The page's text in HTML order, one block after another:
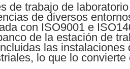
de trabajo de
de diversos
con ISO9001 e
de la estación de
las
lo que lo